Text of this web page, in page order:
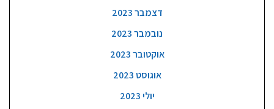
דצמבר 2023
נובמבר 2023
אוקטובר 2023
אוגוסט 2023
יולי 2023